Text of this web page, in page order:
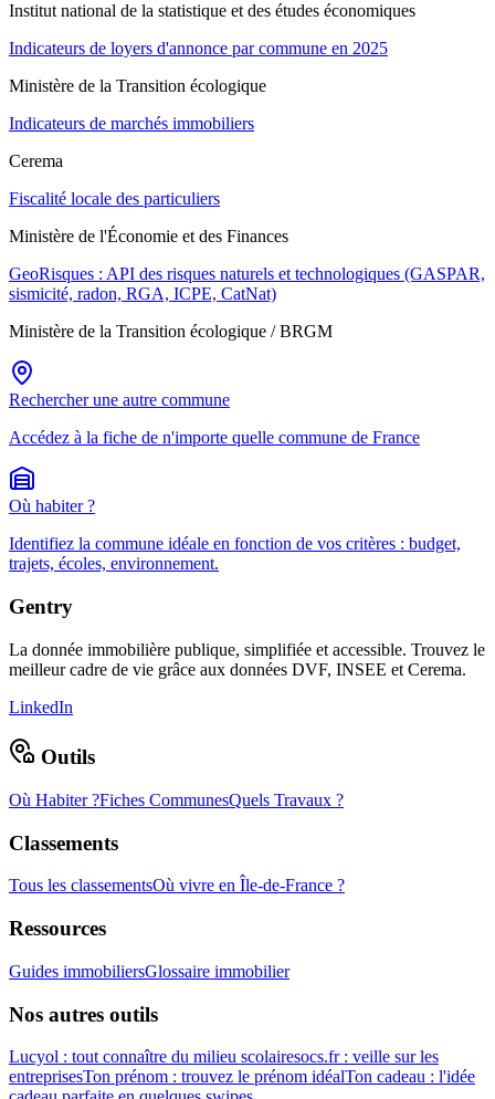
Institut national de la statistique et des études économiques
Indicateurs de loyers d'annonce par commune en 2025
Ministère de la Transition écologique
Indicateurs de marchés immobiliers
Cerema
Fiscalité locale des particuliers
Ministère de l'Économie et des Finances
GeoRisques : API des risques naturels et technologiques (GASPAR,
sismicité, radon, RGA, ICPE, CatNat)
Ministère de la Transition écologique / BRGM
Rechercher une autre commune
Accédez à la fiche de n'importe quelle commune de France
Où habiter ?
Identifiez la commune idéale en fonction de vos critères : budget,
trajets, écoles, environnement.
Gentry
La donnée immobilière publique, simplifiée et accessible. Trouvez le
meilleur cadre de vie grâce aux données DVF, INSEE et Cerema.
LinkedIn
Outils
Où Habiter ?Fiches CommunesQuels Travaux ?
Classements
Tous les classementsOù vivre en Île-de-France ?
Ressources
Guides immobiliersGlossaire immobilier
Nos autres outils
Lucyol : tout connaître du milieu scolairesocs.fr : veille sur les
entreprisesTon prénom : trouvez le prénom idéalTon cadeau : l'idée